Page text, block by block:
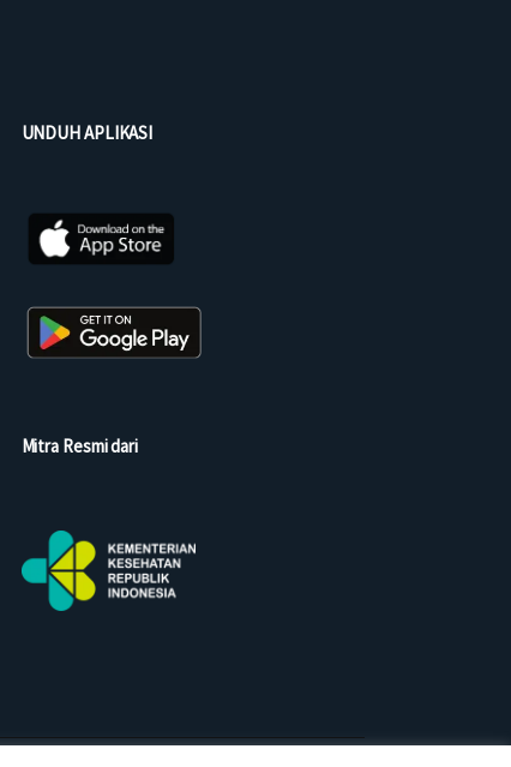
UNDUH APLIKASI
Mitra Resmi dari